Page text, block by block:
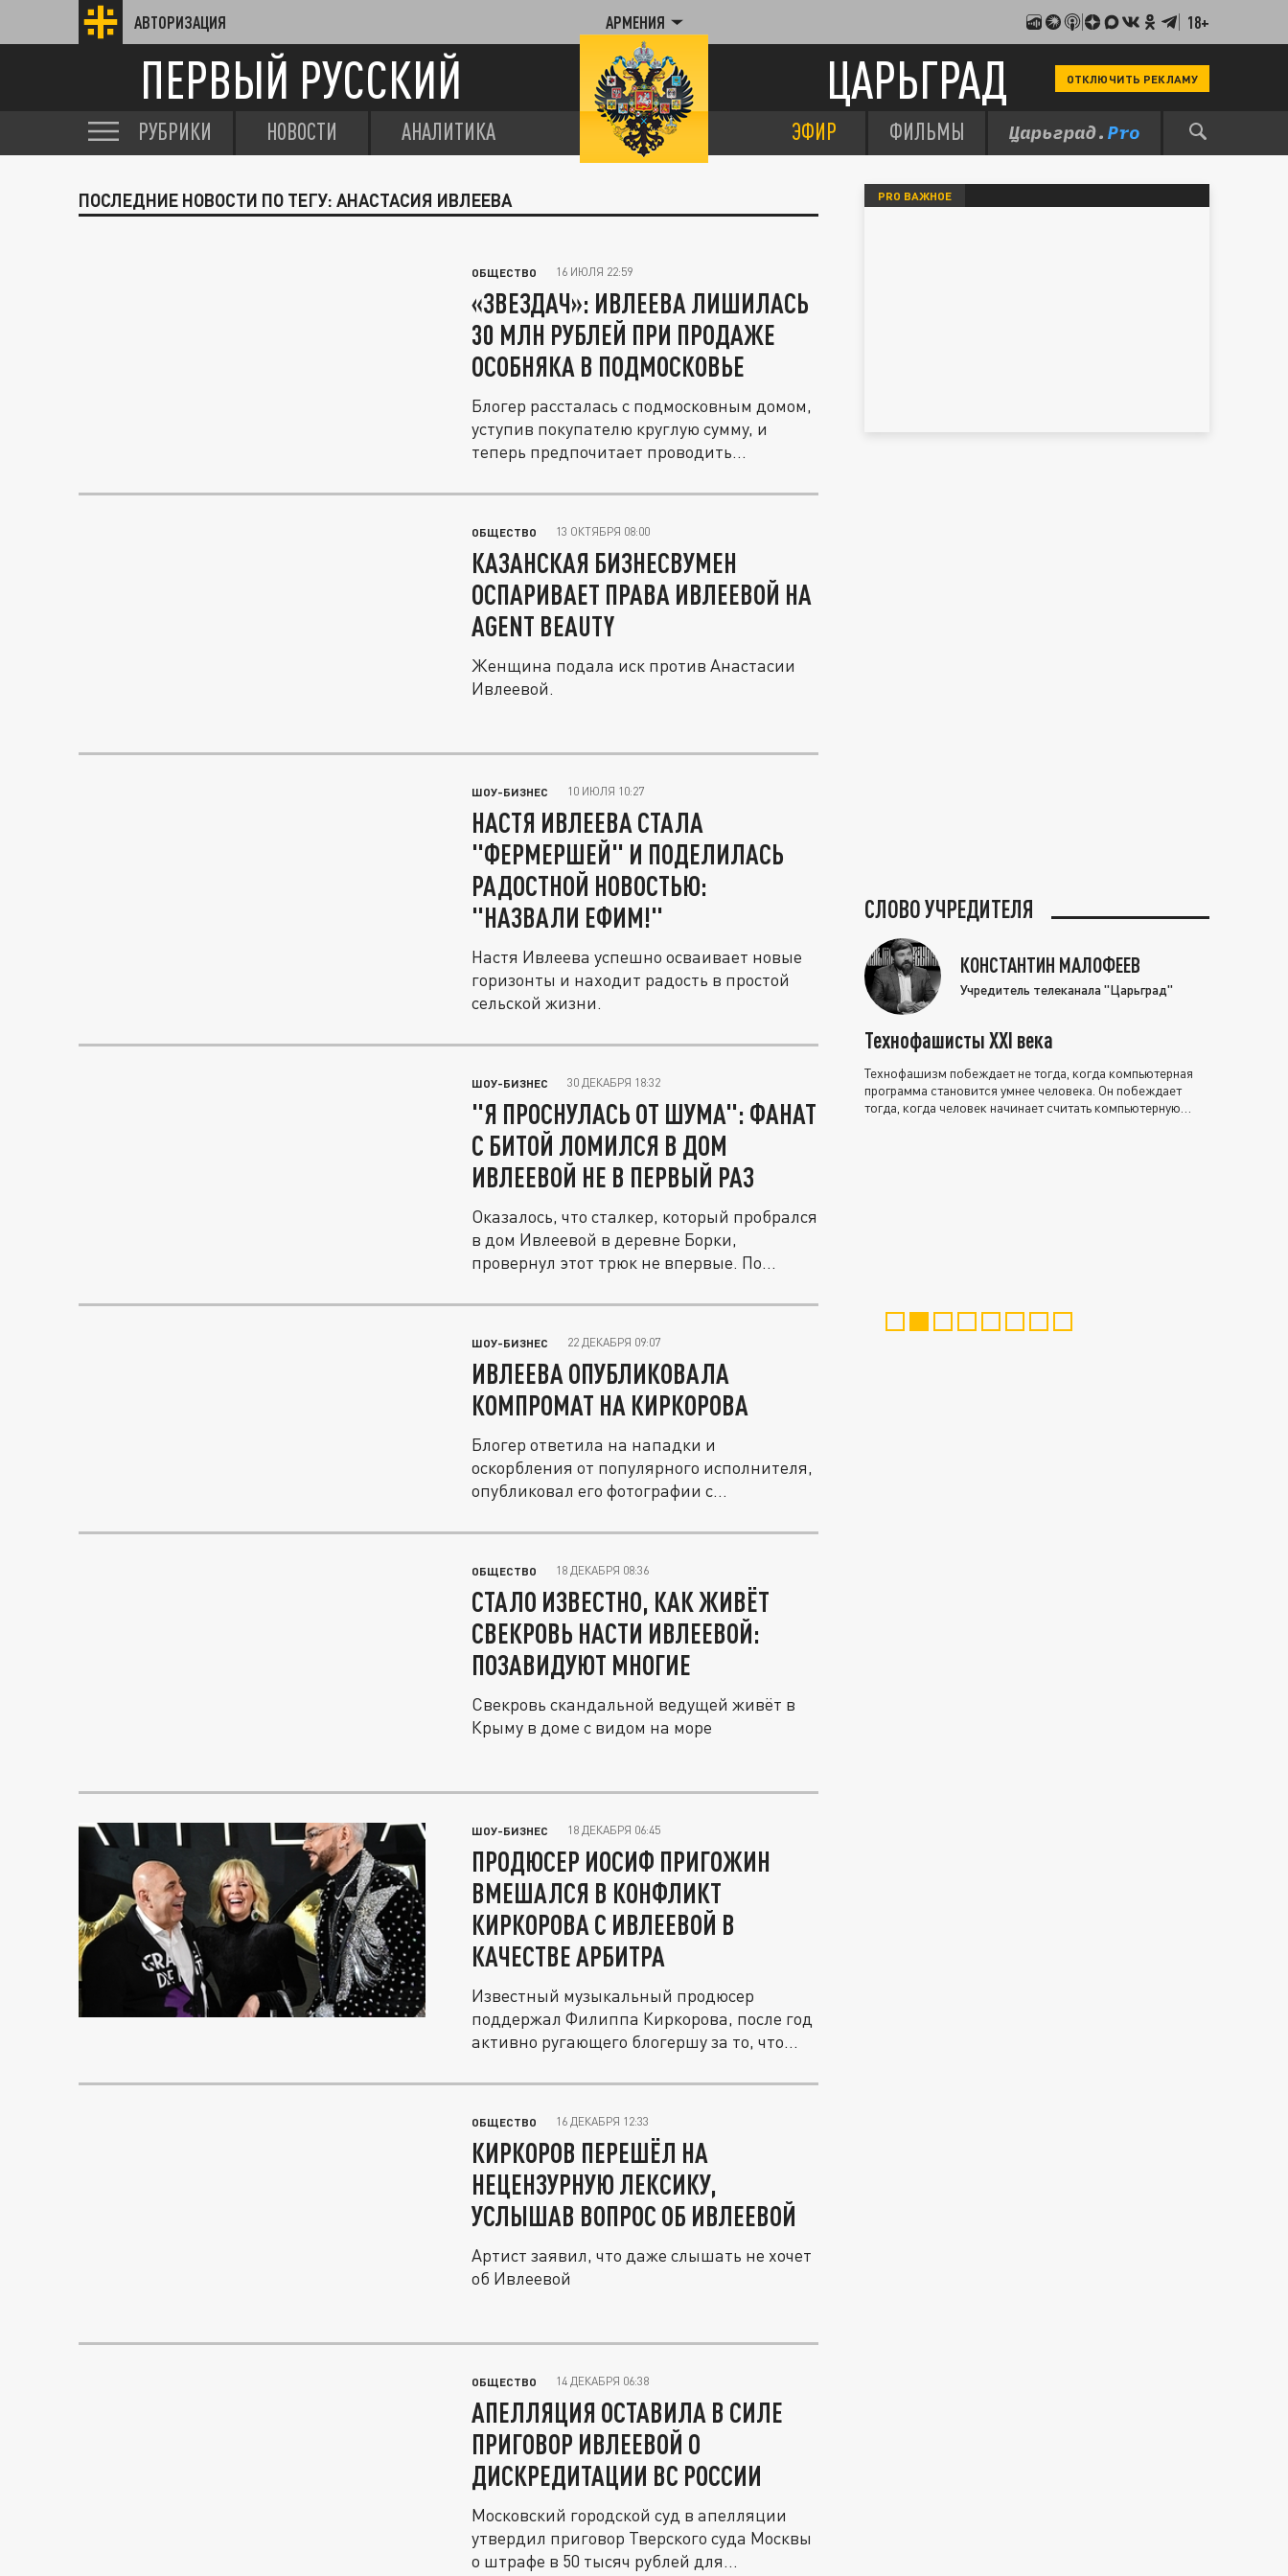
АВТОРИЗАЦИЯ АРМЕНИЯ 18+
ПЕРВЫЙ РУССКИЙ ЦАРЬГРАД ОТКЛЮЧИТЬ РЕКЛАМУ
РУБРИКИ НОВОСТИ АНАЛИТИКА ЭФИР ФИЛЬМЫ
ПОСЛЕДНИЕ НОВОСТИ ПО ТЕГУ: АНАСТАСИЯ ИВЛЕЕВА
ОБЩЕСТВО 16 ИЮЛЯ 22:59
«ЗВЕЗДАЧ»: ИВЛЕЕВА ЛИШИЛАСЬ
30 МЛН РУБЛЕЙ ПРИ ПРОДАЖЕ
ОСОБНЯКА В ПОДМОСКОВЬЕ
Блогер рассталась с подмосковным домом,
уступив покупателю круглую сумму, и
теперь предпочитает проводить...
ОБЩЕСТВО 13 ОКТЯБРЯ 08:00
КАЗАНСКАЯ БИЗНЕСВУМЕН
ОСПАРИВАЕТ ПРАВА ИВЛЕЕВОЙ НА
AGENT BEAUTY
Женщина подала иск против Анастасии
Ивлеевой.
ШОУ-БИЗНЕС 10 ИЮЛЯ 10:27
НАСТЯ ИВЛЕЕВА СТАЛА
"ФЕРМЕРШЕЙ" И ПОДЕЛИЛАСЬ
РАДОСТНОЙ НОВОСТЬЮ:
"НАЗВАЛИ ЕФИМ!"
Настя Ивлеева успешно осваивает новые
горизонты и находит радость в простой
сельской жизни.
ШОУ-БИЗНЕС 30 ДЕКАБРЯ 18:32
"Я ПРОСНУЛАСЬ ОТ ШУМА": ФАНАТ
С БИТОЙ ЛОМИЛСЯ В ДОМ
ИВЛЕЕВОЙ НЕ В ПЕРВЫЙ РАЗ
Оказалось, что сталкер, который пробрался
в дом Ивлеевой в деревне Борки,
провернул этот трюк не впервые. По...
ШОУ-БИЗНЕС 22 ДЕКАБРЯ 09:07
ИВЛЕЕВА ОПУБЛИКОВАЛА
КОМПРОМАТ НА КИРКОРОВА
Блогер ответила на нападки и
оскорбления от популярного исполнителя,
опубликовал его фотографии с
ОБЩЕСТВО 18 ДЕКАБРЯ 08:36
СТАЛО ИЗВЕСТНО, КАК ЖИВЁТ
СВЕКРОВЬ НАСТИ ИВЛЕЕВОЙ:
ПОЗАВИДУЮТ МНОГИЕ
Свекровь скандальной ведущей живёт в
Крыму в доме с видом на море
ШОУ-БИЗНЕС 18 ДЕКАБРЯ 06:45
ПРОДЮСЕР ИОСИФ ПРИГОЖИН
ВМЕШАЛСЯ В КОНФЛИКТ
КИРКОРОВА С ИВЛЕЕВОЙ В
КАЧЕСТВЕ АРБИТРА
Известный музыкальный продюсер
поддержал Филиппа Киркорова, после год
активно ругающего блогершу за то, что...
ОБЩЕСТВО 16 ДЕКАБРЯ 12:33
КИРКОРОВ ПЕРЕШЁЛ НА
НЕЦЕНЗУРНУЮ ЛЕКСИКУ,
УСЛЫШАВ ВОПРОС ОБ ИВЛЕЕВОЙ
Артист заявил, что даже слышать не хочет
об Ивлеевой
ОБЩЕСТВО 14 ДЕКАБРЯ 06:38
АПЕЛЛЯЦИЯ ОСТАВИЛА В СИЛЕ
ПРИГОВОР ИВЛЕЕВОЙ О
ДИСКРЕДИТАЦИИ ВС РОССИИ
Московский городской суд в апелляции
утвердил приговор Тверского суда Москвы
о штрафе в 50 тысяч рублей для...
PRO ВАЖНОЕ
СЛОВО УЧРЕДИТЕЛЯ
КОНСТАНТИН МАЛОФЕЕВ
Учредитель телеканала "Царьград"
Технофашисты XXI века
Технофашизм побеждает не тогда, когда компьютерная
программа становится умнее человека. Он побеждает
тогда, когда человек начинает считать компьютерную